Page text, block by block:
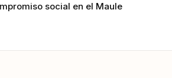
social en el Maule